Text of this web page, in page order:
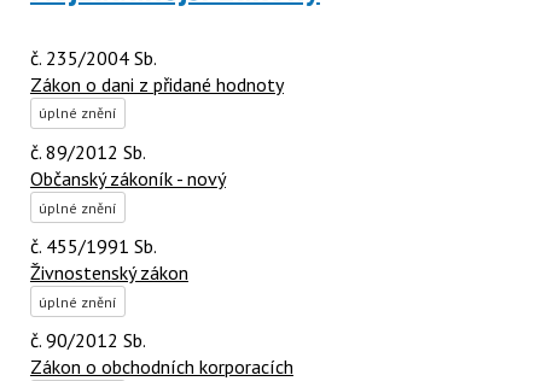
č. 235/2004 Sb.
Zákon o dani z přidané hodnoty
úplné znění
č. 89/2012 Sb.
Občanský zákoník - nový
úplné znění
č. 455/1991 Sb.
Živnostenský zákon
úplné znění
č. 90/2012 Sb.
Zákon o obchodních korporacích